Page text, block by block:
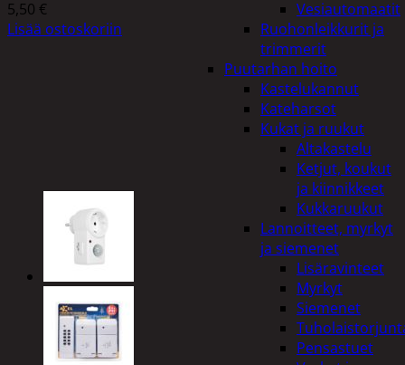
Vesiautomaatit
Ruohonleikkurit ja
trimmerit
Puutarhan hoito
Kastelukannut
Kateharsot
Kukat ja ruukut
Altakastelu
Ketjut, koukut
ja kiinnikkeet
Kukkaruukut
Lannoitteet, myrkyt
ja siemenet
Lisäravinteet
Myrkyt
Siemenet
Pensastuet
5,50 €
Lisää ostoskoriin